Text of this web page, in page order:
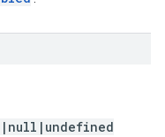
|null|undefined